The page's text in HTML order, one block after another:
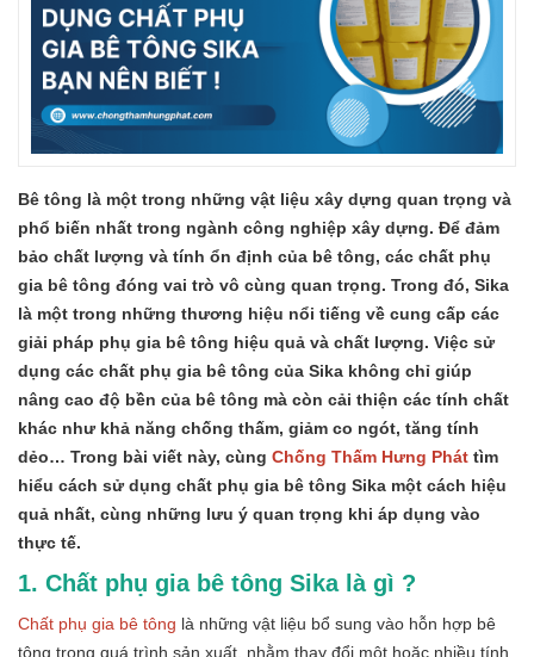
Bê tông là một trong những vật liệu xây dựng quan trọng và
phổ biến nhất trong ngành công nghiệp xây dựng. Để đảm
bảo chất lượng và tính ổn định của bê tông, các chất phụ
gia bê tông đóng vai trò vô cùng quan trọng. Trong đó, Sika
là một trong những thương hiệu nổi tiếng về cung cấp các
giải pháp phụ gia bê tông hiệu quả và chất lượng. Việc sử
dụng các chất phụ gia bê tông của Sika không chỉ giúp
nâng cao độ bền của bê tông mà còn cải thiện các tính chất
khác như khả năng chống thấm, giảm co ngót, tăng tính
dẻo… Trong bài viết này, cùng Chống Thấm Hưng Phát tìm
hiểu cách sử dụng chất phụ gia bê tông Sika một cách hiệu
quả nhất, cùng những lưu ý quan trọng khi áp dụng vào
thực tế.
1. Chất phụ gia bê tông Sika là gì ?
Chất phụ gia bê tông là những vật liệu bổ sung vào hỗn hợp bê
tông trong quá trình sản xuất, nhằm thay đổi một hoặc nhiều tính